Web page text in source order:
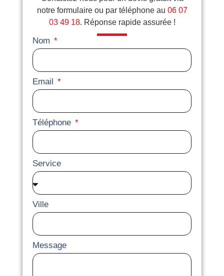
notre formulaire ou par téléphone au 06 07
03 49 18. Réponse rapide assurée !
Nom
Email
Téléphone
Service
Ville
Message